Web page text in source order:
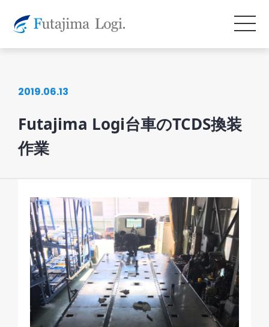
2019.06.13
Futajima Logi台車のTCDS換装
作業